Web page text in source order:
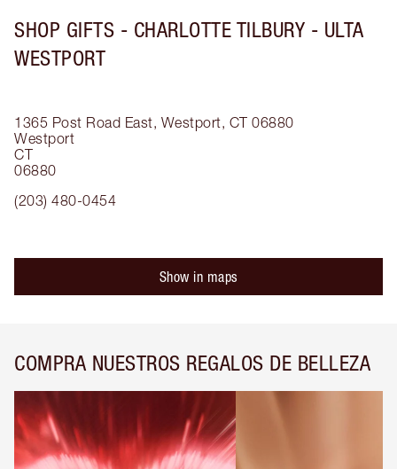
SHOP GIFTS - CHARLOTTE TILBURY - ULTA
WESTPORT
1365 Post Road East, Westport, CT 06880
Westport
CT
06880
(203) 480-0454
Show in maps
COMPRA NUESTROS REGALOS DE BELLEZA